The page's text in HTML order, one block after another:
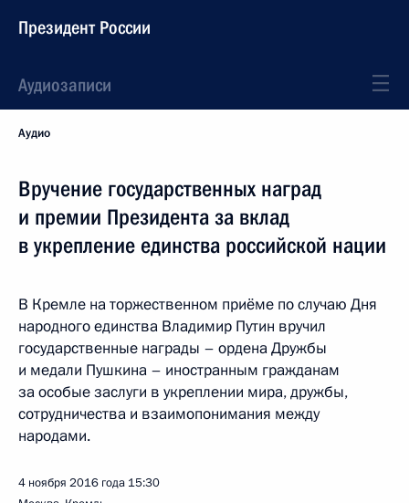
Президент России
Аудиозаписи
Аудио
Вручение государственных наград
и премии Президента за вклад
в укрепление единства российской нации
В Кремле на торжественном приёме по случаю Дня
народного единства Владимир Путин вручил
государственные награды – ордена Дружбы
и медали Пушкина – иностранным гражданам
за особые заслуги в укреплении мира, дружбы,
сотрудничества и взаимопонимания между
народами.
4 ноября 2016 года 15:30